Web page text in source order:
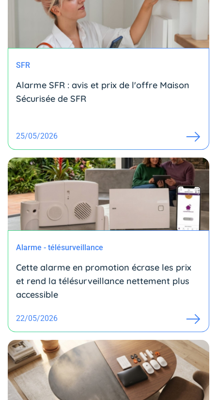
SFR
Alarme SFR : avis et prix de l'offre Maison
Sécurisée de SFR
25/05/2026
Alarme - télésurveillance
Cette alarme en promotion écrase les prix
et rend la télésurveillance nettement plus
accessible
22/05/2026